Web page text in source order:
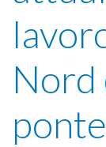
Nord